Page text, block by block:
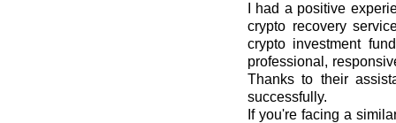
I had a positive
crypto recovery
crypto investment
professional,
Thanks to their
successfully.
If you're facing a